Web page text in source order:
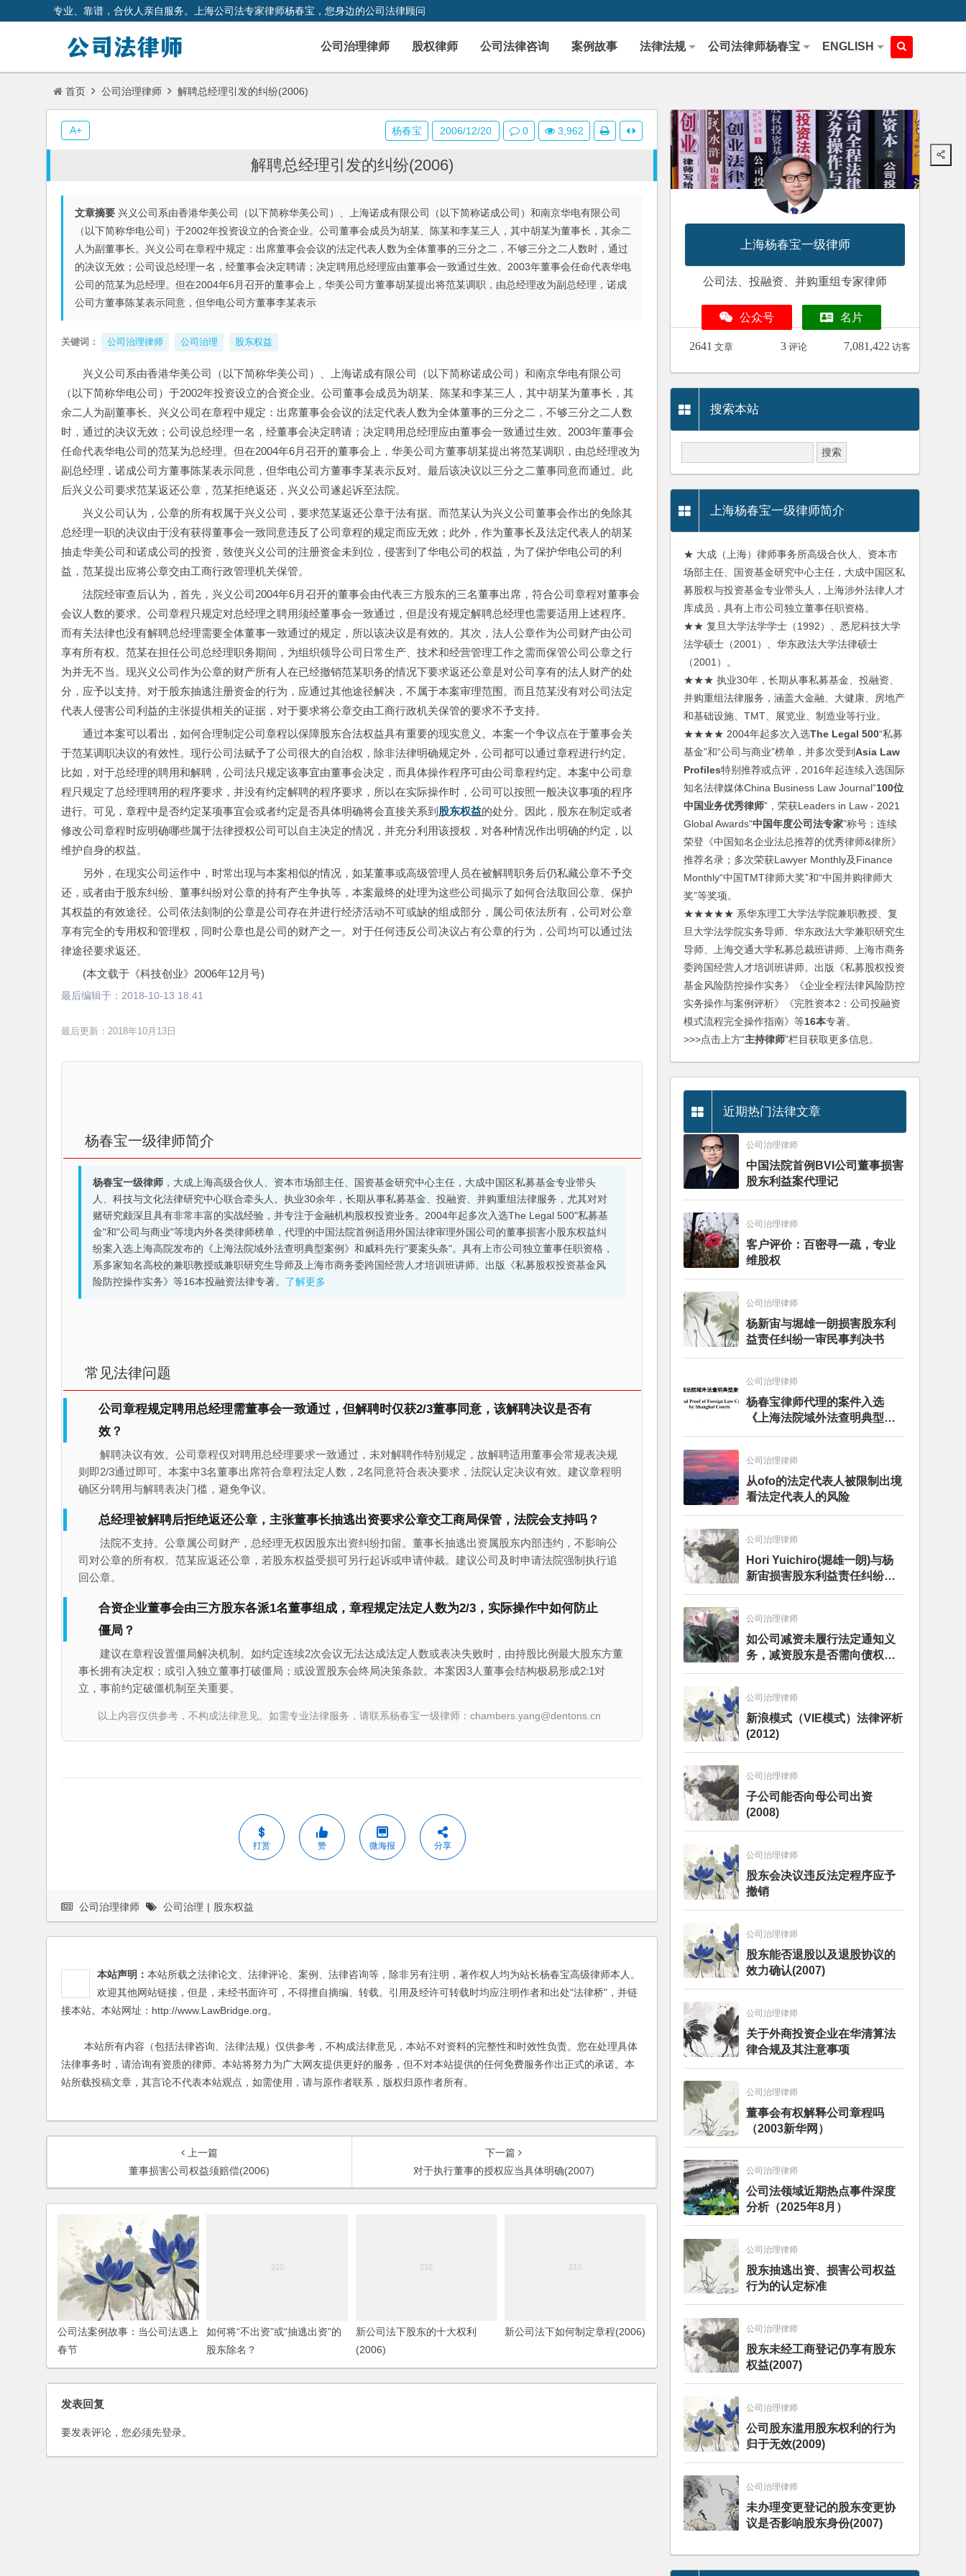
专业、靠谱，合伙人亲自服务。上海公司法专家律师杨春宝，您身边的公司法律顾问
公司治理律师 股权律师 公司法律咨询 案例故事 法律法规 公司法律师杨春宝 ENGLISH
首页 公司治理律师 解聘总经理引发的纠纷(2006)
解聘总经理引发的纠纷(2006)
文章摘要 兴义公司系由香港华美公司（以下简称华美公司）、上海诺成有限公司（以下简称诺成公司）和南京华电有限公司
（以下简称华电公司）于2002年投资设立的合资企业。公司董事会成员为胡某、陈某和李某三人，其中胡某为董事长，其余二
人为副董事长。兴义公司在章程中规定：出席董事会会议的法定代表人数为全体董事的三分之二，不够三分之二人数时，通过
的决议无效；公司设总经理一名，经董事会决定聘请；决定聘用总经理应由董事会一致通过生效。2003年董事会任命代表华电
公司的范某为总经理。但在2004年6月召开的董事会上，华美公司方董事胡某提出将范某调职，由总经理改为副总经理，诺成
公司方董事陈某表示同意，但华电公司方董事李某表示
关键词： 公司治理律师 公司治理 股东权益
兴义公司系由香港华美公司（以下简称华美公司）、上海诺成有限公司（以下简称诺成公司）和南京华电有限公司
（以下简称华电公司）于2002年投资设立的合资企业。公司董事会成员为胡某、陈某和李某三人，其中胡某为董事长，其
余二人为副董事长。兴义公司在章程中规定：出席董事会会议的法定代表人数为全体董事的三分之二，不够三分之二人数
时，通过的决议无效；公司设总经理一名，经董事会决定聘请；决定聘用总经理应由董事会一致通过生效。2003年董事会
任命代表华电公司的范某为总经理。但在2004年6月召开的董事会上，华美公司方董事胡某提出将范某调职，由总经理改为
副总经理，诺成公司方董事陈某表示同意，但华电公司方董事李某表示反对。最后该决议以三分之二董事同意而通过。此
后兴义公司要求范某返还公章，范某拒绝返还，兴义公司遂起诉至法院。
兴义公司认为，公章的所有权属于兴义公司，要求范某返还公章于法有据。而范某认为兴义公司董事会作出的免除其
总经理一职的决议由于没有获得董事会一致同意违反了公司章程的规定而应无效；此外，作为董事长及法定代表人的胡某
抽走华美公司和诺成公司的投资，致使兴义公司的注册资金未到位，侵害到了华电公司的权益，为了保护华电公司的利
益，范某提出应将公章交由工商行政管理机关保管。
法院经审查后认为，首先，兴义公司2004年6月召开的董事会由代表三方股东的三名董事出席，符合公司章程对董事会
会议人数的要求。公司章程只规定对总经理之聘用须经董事会一致通过，但是没有规定解聘总经理也需要适用上述程序。
而有关法律也没有解聘总经理需要全体董事一致通过的规定，所以该决议是有效的。其次，法人公章作为公司财产由公司
享有所有权。范某在担任公司总经理职务期间，为组织领导公司日常生产、技术和经营管理工作之需而保管公司公章之行
为并无不当。现兴义公司作为公章的财产所有人在已经撤销范某职务的情况下要求返还公章是对公司享有的法人财产的处
分，应予以支持。对于股东抽逃注册资金的行为，应通过其他途径解决，不属于本案审理范围。而且范某没有对公司法定
代表人侵害公司利益的主张提供相关的证据，对于要求将公章交由工商行政机关保管的要求不予支持。
通过本案可以看出，如何合理制定公司章程以保障股东合法权益具有重要的现实意义。本案一个争议点在于董事会关
于范某调职决议的有效性。现行公司法赋予了公司很大的自治权，除非法律明确规定外，公司都可以通过章程进行约定。
比如，对于总经理的聘用和解聘，公司法只规定该事宜由董事会决定，而具体操作程序可由公司章程约定。本案中公司章
程只规定了总经理聘用的程序要求，并没有约定解聘的程序要求，所以在实际操作时，公司可以按照一般决议事项的程序
进行。可见，章程中是否约定某项事宜会或者约定是否具体明确将会直接关系到 股东权益的处分。因此，股东在制定或者
修改公司章程时应明确哪些属于法律授权公司可以自主决定的情况，并充分利用该授权，对各种情况作出明确的约定，以
维护自身的权益。
另外，在现实公司运作中，时常出现与本案相似的情况，如某董事或高级管理人员在被解聘职务后仍私藏公章不予交
还，或者由于股东纠纷、董事纠纷对公章的持有产生争执等，本案最终的处理为这些公司揭示了如何合法取回公章、保护
其权益的有效途径。公司依法刻制的公章是公司存在并进行经济活动不可或缺的组成部分，属公司依法所有，公司对公章
享有完全的专用权和管理权，同时公章也是公司的财产之一。对于任何违反公司决议占有公章的行为，公司均可以通过法
律途径要求返还。
(本文载于《科技创业》2006年12月号)
最后编辑于： 2018-10-13 18:41
最后更新：2018年10月13日
杨春宝一级律师简介
杨春宝一级律师，大成上海高级合伙人、资本市场部主任、国资基金研究中心主任，大成中国区私募基金专业带头
人、科技与文化法律研究中心联合牵头人。执业30余年，长期从事私募基金、投融资、并购重组法律服务，尤其对对
赌研究颇深且具有非常丰富的实战经验，并专注于金融机构股权投资业务。2004年起多次入选The Legal 500"私募基
金"和"公司与商业"等境内外各类律师榜单，代理的中国法院首例适用外国法律审理外国公司的董事损害小股东权益纠
纷案入选上海高院发布的《上海法院域外法查明典型案例》和威科先行"要案头条"。具有上市公司独立董事任职资格，
系多家知名高校的兼职教授或兼职研究生导师及上海市商务委跨国经营人才培训班讲师。出版《私募股权投资基金风
险防控操作实务》等16本投融资法律专著。 了解更多
常见法律问题
公司章程规定聘用总经理需董事会一致通过，但解聘时仅获2/3董事同意，该解聘决议是否有
效？
解聘决议有效。公司章程仅对聘用总经理要求一致通过，未对解聘作特别规定，故解聘适用董事会常规表决规
则即2/3通过即可。本案中3名董事出席符合章程法定人数，2名同意符合表决要求，法院认定决议有效。建议章程明
确区分聘用与解聘表决门槛，避免争议。
总经理被解聘后拒绝返还公章，主张董事长抽逃出资要求公章交工商局保管，法院会支持吗？
法院不支持。公章属公司财产，总经理无权因股东出资纠纷扣留。董事长抽逃出资属股东内部违约，不影响公
司对公章的所有权。范某应返还公章，若股东权益受损可另行起诉或申请仲裁。建议公司及时申请法院强制执行追
回公章。
合资企业董事会由三方股东各派1名董事组成，章程规定法定人数为2/3，实际操作中如何防止
僵局？
建议在章程设置僵局解决机制。如约定连续2次会议无法达成法定人数或表决失败时，由持股比例最大股东方董
事长拥有决定权；或引入独立董事打破僵局；或设置股东会终局决策条款。本案因3人董事会结构极易形成2:1对
立，事前约定破僵机制至关重要。
以上内容仅供参考，不构成法律意见。如需专业法律服务，请联系杨春宝一级律师：chambers.yang@dentons.cn
打赏 赞 微海报 分享
杨春宝 2006/12/20 0 3,962
A+
公司治理律师 公司治理 | 股东权益
本站声明： 本站所载之法律论文、法律评论、案例、法律咨询等，除非另有注明，著作权人均为站长杨春宝高级律师本人。
欢迎其他网站链接，但是，未经书面许可，不得擅自摘编、转载。引用及经许可转载时均应注明作者和出处"法律桥"，并链
接本站。本站网址：http://www.LawBridge.org。
本站所有内容（包括法律咨询、法律法规）仅供参考，不构成法律意见，本站不对资料的完整性和时效性负责。您在处理具体
法律事务时，请洽询有资质的律师。本站将努力为广大网友提供更好的服务，但不对本站提供的任何免费服务作出正式的承诺。本
站所载投稿文章，其言论不代表本站观点，如需使用，请与原作者联系，版权归原作者所有。
上一篇
董事损害公司权益须赔偿(2006)
下一篇
对于执行董事的授权应当具体明确(2007)
公司法案例故事：当公司法遇上
春节
如何将“不出资”或“抽逃出资”的
股东除名？
新公司法下股东的十大权利
(2006)
新公司法下如何制定章程(2006)
发表回复
要发表评论，您必须先登录。
上海杨春宝一级律师
公司法、投融资、并购重组专家律师
公众号 名片
2641 文章 3 评论 7,081,422 访客
搜索本站
上海杨春宝一级律师简介
★ 大成（上海）律师事务所高级合伙人、资本市
场部主任、国资基金研究中心主任，大成中国区私
募股权与投资基金专业带头人，上海涉外法律人才
库成员，具有上市公司独立董事任职资格。
★★ 复旦大学法学学士（1992）、悉尼科技大学
法学硕士（2001）、华东政法大学法律硕士
（2001）。
★★★ 执业30年，长期从事私募基金、投融资、
并购重组法律服务，涵盖大金融、大健康、房地产
和基础设施、TMT、展览业、制造业等行业。
★★★★ 2004年起多次入选The Legal 500“私募
基金”和“公司与商业”榜单，并多次受到Asia Law
Profiles特别推荐或点评，2016年起连续入选国际
知名法律媒体China Business Law Journal“100位
中国业务优秀律师”，荣获Leaders in Law - 2021
Global Awards“中国年度公司法专家”称号；连续
荣登《中国知名企业法总推荐的优秀律师&律所》
推荐名录；多次荣获Lawyer Monthly及Finance
Monthly“中国TMT律师大奖”和“中国并购律师大
奖”等奖项。
★★★★★ 系华东理工大学法学院兼职教授、复
旦大学法学院实务导师、华东政法大学兼职研究生
导师、上海交通大学私募总裁班讲师、上海市商务
委跨国经营人才培训班讲师。出版《私募股权投资
基金风险防控操作实务》《企业全程法律风险防控
实务操作与案例评析》《完胜资本2：公司投融资
模式流程完全操作指南》等16本专著。
>>>点击上方“主持律师”栏目获取更多信息。
近期热门法律文章
公司治理律师
中国法院首例BVI公司董事损害
股东利益案代理记
公司治理律师
客户评价：百密寻一疏，专业
维股权
公司治理律师
杨新宙与堀雄一朗损害股东利
益责任纠纷一审民事判决书
公司治理律师
杨春宝律师代理的案件入选
《上海法院域外法查明典型案
例》
公司治理律师
从ofo的法定代表人被限制出境
看法定代表人的风险
公司治理律师
Hori Yuichiro(堀雄一朗)与杨
新宙损害股东利益责任纠纷二
审案件二审民事判决书
公司治理律师
如公司减资未履行法定通知义
务，减资股东是否需向债权人
担责？且看最高人民法院怎么
公司治理律师
新浪模式（VIE模式）法律评析
(2012)
公司治理律师
子公司能否向母公司出资
(2008)
公司治理律师
股东会决议违反法定程序应予
撤销
公司治理律师
股东能否退股以及退股协议的
效力确认(2007)
公司治理律师
关于外商投资企业在华清算法
律合规及其注意事项
公司治理律师
董事会有权解释公司章程吗
（2003新华网）
公司治理律师
公司法领域近期热点事件深度
分析（2025年8月）
公司治理律师
股东抽逃出资、损害公司权益
行为的认定标准
公司治理律师
股东未经工商登记仍享有股东
权益(2007)
公司治理律师
公司股东滥用股东权利的行为
归于无效(2009)
公司治理律师
未办理变更登记的股东变更协
议是否影响股东身份(2007)